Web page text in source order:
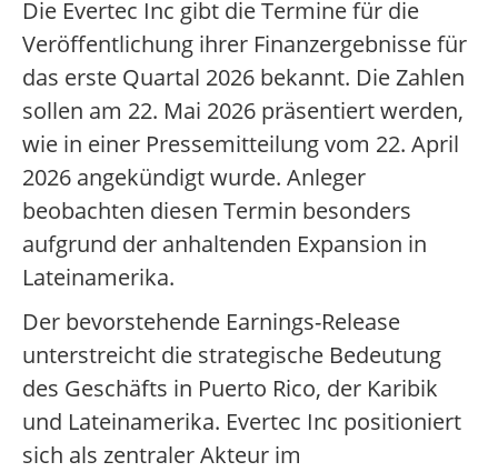
Die Evertec Inc gibt die Termine für die
Veröffentlichung ihrer Finanzergebnisse für
das erste Quartal 2026 bekannt. Die Zahlen
sollen am 22. Mai 2026 präsentiert werden,
wie in einer Pressemitteilung vom 22. April
2026 angekündigt wurde. Anleger
beobachten diesen Termin besonders
aufgrund der anhaltenden Expansion in
Lateinamerika.
Der bevorstehende Earnings-Release
unterstreicht die strategische Bedeutung
des Geschäfts in Puerto Rico, der Karibik
und Lateinamerika. Evertec Inc positioniert
sich als zentraler Akteur im